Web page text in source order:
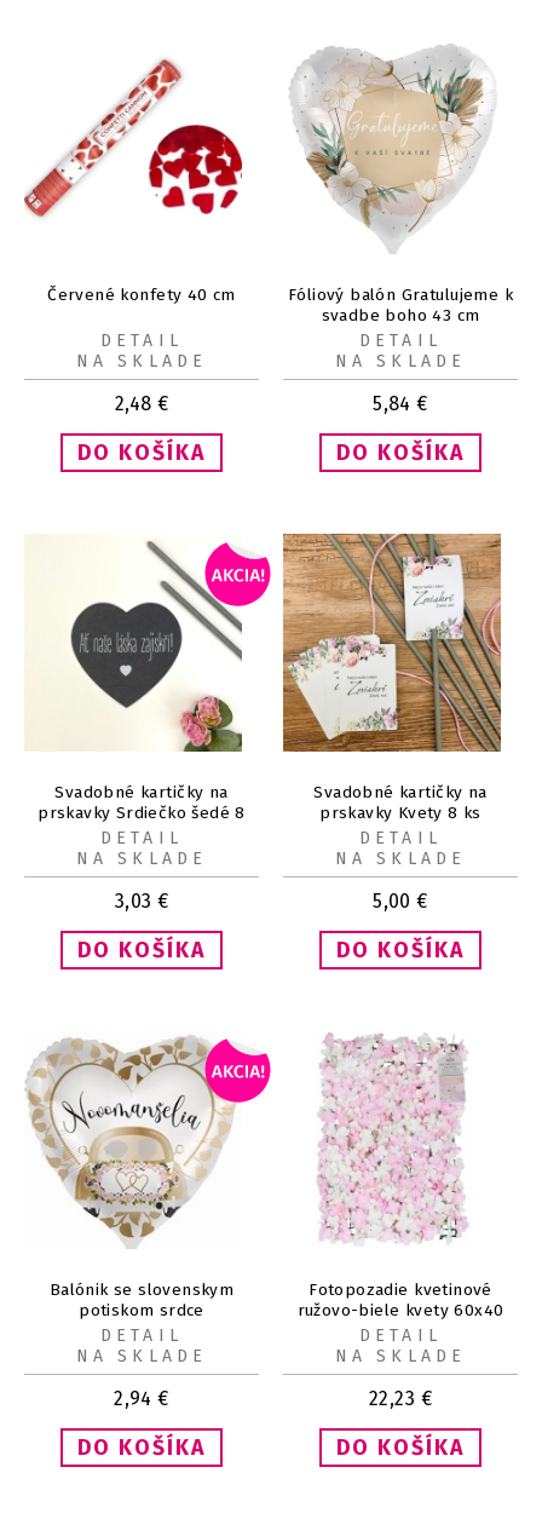
Červené konfety 40 cm
2,48 €
DETAIL
NA SKLADE
Fóliový balón Gratulujeme k
svadbe boho 43 cm
5,84 €
DETAIL
NA SKLADE
Svadobné kartičky na
prskavky Srdiečko šedé 8
ks
3,03 €
DETAIL
NA SKLADE
Svadobné kartičky na
prskavky Kvety 8 ks
5,00 €
DETAIL
NA SKLADE
Balónik se slovenskym
potiskom srdce
Novomanželia
2,94 €
DETAIL
NA SKLADE
Fotopozadie kvetinové
ružovo-biele kvety 60x40
cm
22,23 €
DETAIL
NA SKLADE